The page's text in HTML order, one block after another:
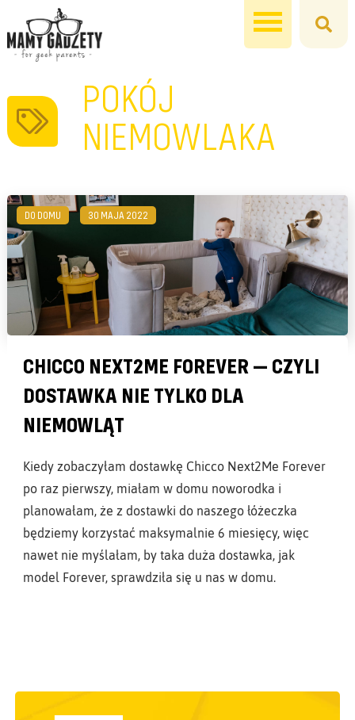
POKÓJ
NIEMOWLAKA
DO DOMU 30 MAJA 2022
CHICCO NEXT2ME FOREVER — CZYLI
DOSTAWKA NIE TYLKO DLA
NIEMOWLĄT
Kiedy zobaczyłam dostawkę Chicco Next2Me Forever
po raz pierwszy, miałam w domu noworodka i
planowałam, że z dostawki do naszego łóżeczka
będziemy korzystać maksymalnie 6 miesięcy, więc
nawet nie myślałam, by taka duża dostawka, jak
model Forever, sprawdziła się u nas w domu.